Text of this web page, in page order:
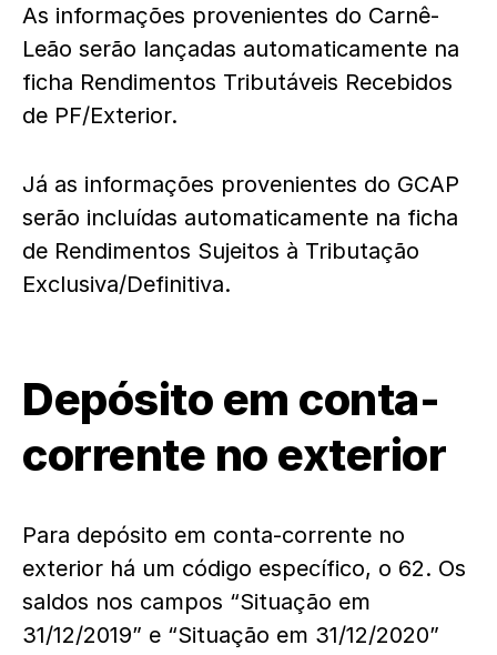
As informações provenientes do Carnê-
Leão serão lançadas automaticamente na
ficha Rendimentos Tributáveis Recebidos
de PF/Exterior.
Já as informações provenientes do GCAP
serão incluídas automaticamente na ficha
de Rendimentos Sujeitos à Tributação
Exclusiva/Definitiva.
Depósito em conta-
corrente no exterior
Para depósito em conta-corrente no
exterior há um código específico, o 62. Os
saldos nos campos “Situação em
31/12/2019” e “Situação em 31/12/2020”